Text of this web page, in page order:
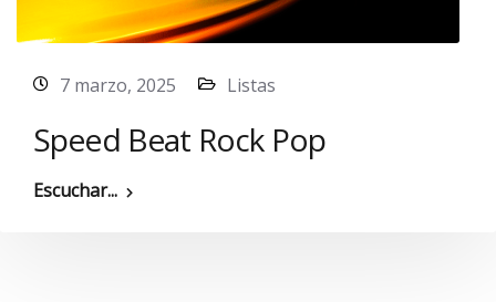
7 marzo, 2025 Listas
Speed Beat Rock Pop
Escuchar...